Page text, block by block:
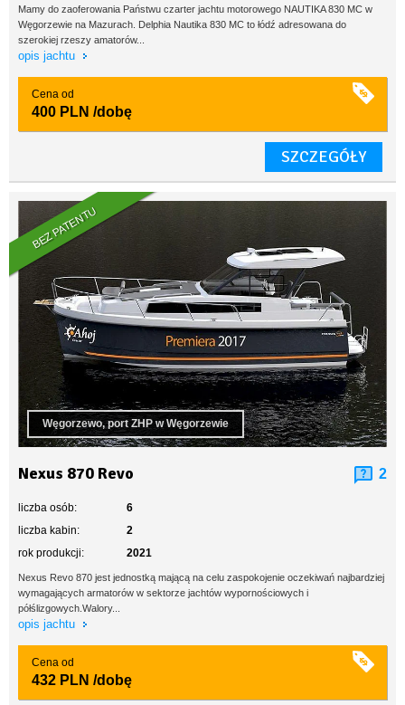
Mamy do zaoferowania Państwu czarter jachtu motorowego NAUTIKA 830 MC w
Węgorzewie na Mazurach. Delphia Nautika 830 MC to łódź adresowana do
szerokiej rzeszy amatorów...
opis jachtu
Cena od
400 PLN /dobę
SZCZEGÓŁY
BEZ PATENTU
Węgorzewo, port ZHP w Węgorzewie
Nexus 870 Revo 2
liczba osób:
6
liczba kabin:
2
rok produkcji:
2021
Nexus Revo 870 jest jednostką mającą na celu zaspokojenie oczekiwań najbardziej
wymagających armatorów w sektorze jachtów wypornościowych i
półślizgowych.Walory...
opis jachtu
Cena od
432 PLN /dobę